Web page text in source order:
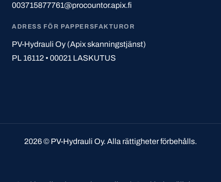
003715877761@procountor.apix.fi
ADRESS FÖR PAPPERSFAKTUROR
PV-Hydrauli Oy (Apix skanningstjänst)
PL 16112 • 00021 LASKUTUS
2026 © PV-Hydrauli Oy. Alla rättigheter förbehålls.